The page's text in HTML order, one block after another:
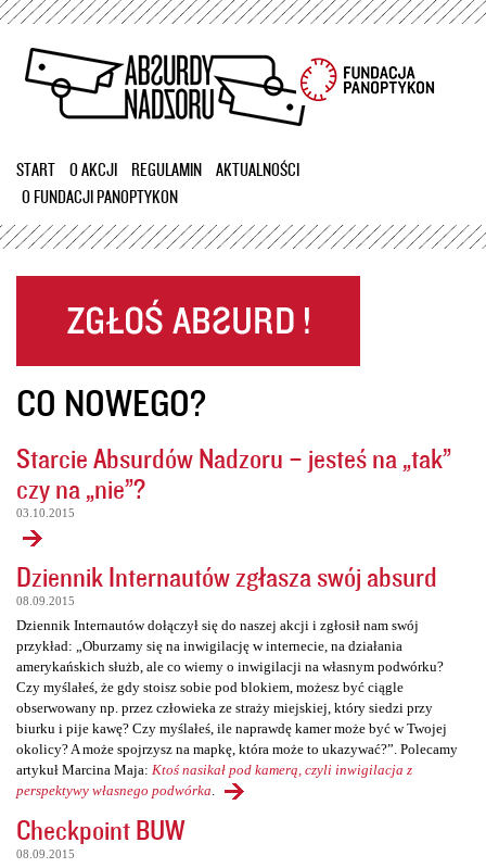
Przejdź
treści
START O AKCJI REGULAMIN
AKTUALNOŚCI
O FUNDACJI PANOPTYKON
CO NOWEGO?
Starcie Absurdów Nadzoru – jesteś na „tak”
czy na „nie”?
03.10.2015
Dziennik Internautów zgłasza swój absurd
08.09.2015
Dziennik Internautów dołączył się do naszej akcji i zgłosił nam swój
przykład: „Oburzamy się na inwigilację w internecie, na działania
amerykańskich służb, ale co wiemy o inwigilacji na własnym podwórku?
Czy myślałeś, że gdy stoisz sobie pod blokiem, możesz być ciągle
obserwowany np. przez człowieka ze straży miejskiej, który siedzi przy
biurku i pije kawę? Czy myślałeś, ile naprawdę kamer może być w Twojej
okolicy? A może spojrzysz na mapkę, która może to ukazywać?”. Polecamy
artykuł Marcina Maja: Ktoś nasikał pod kamerą, czyli inwigilacja z
perspektywy własnego podwórka
Checkpoint BUW
08.09.2015